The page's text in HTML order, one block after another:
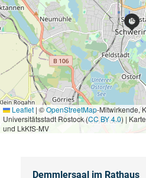
Leaflet | ©OpenStreetMap-Mitwirkende,
Universitätsstadt Rostock (CC BY 4.0) |
und LkKfS-MV
Demmlersaal im Rathaus